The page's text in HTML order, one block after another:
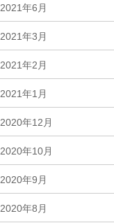
2021年6月
2021年3月
2021年2月
2021年1月
2020年12月
2020年10月
2020年9月
2020年8月